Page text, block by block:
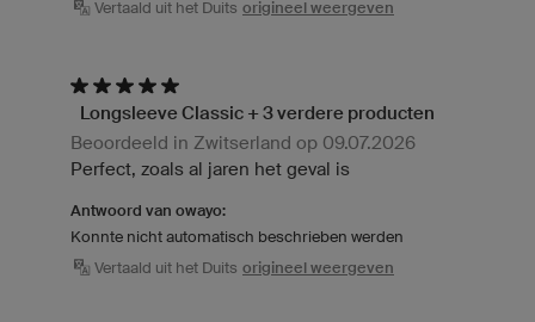
Vertaald uit het Duits origineel weergeven
Longsleeve Classic + 3 verdere producten
Beoordeeld in Zwitserland op 09.07.2026
Perfect, zoals al jaren het geval is
Antwoord van owayo:
Konnte nicht automatisch beschrieben werden
Vertaald uit het Duits origineel weergeven